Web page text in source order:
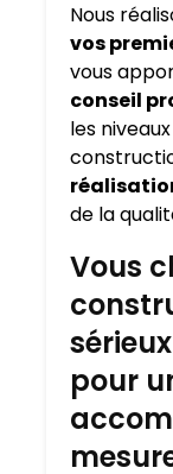
Nous
vos
vous
conseil
les
de la
Vous
pour